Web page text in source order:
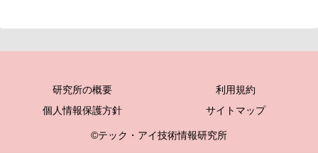
研究所の概要
利用規約
個人情報保護方針
サイトマップ
©テック・アイ技術情報研究所